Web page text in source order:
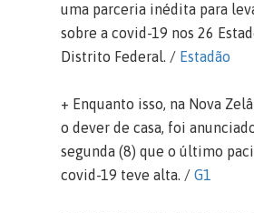
uma parceria inédita para
sobre a covid-19 nos 26
Distrito Federal. / Estadão
+ Enquanto isso, na Nova
o dever de casa, foi
segunda (8) que o último
covid-19 teve alta. /G1